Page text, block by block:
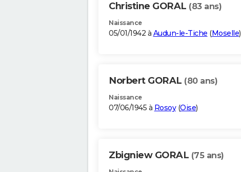
Christine GORAL (83 ans)
Naissance
05/01/1942 à Audun-le-Tiche (Moselle)
Norbert GORAL (80 ans)
Naissance
07/06/1945 à Rosoy(Oise)
Zbigniew GORAL (75 ans)